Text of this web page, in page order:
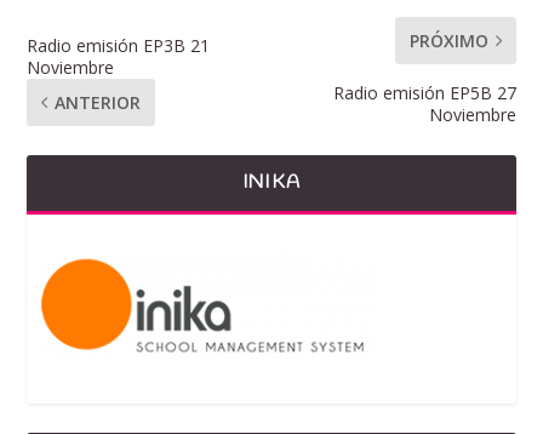
Radio emisión EP3B 21
Noviembre
ANTERIOR
PRÓXIMO
Radio emisión EP5B 27
Noviembre
INIKA